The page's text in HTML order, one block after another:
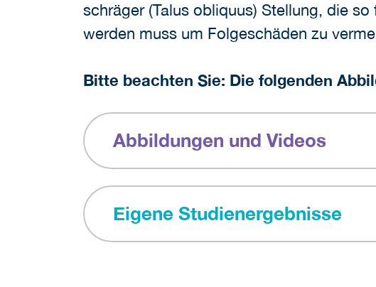
schräger (Talus obliquus) Stellung, die
werden muss um Folgeschäden zu
Bitte beachten Sie: Die folgenden
Abbildungen und Videos
Eigene Studienergebnisse